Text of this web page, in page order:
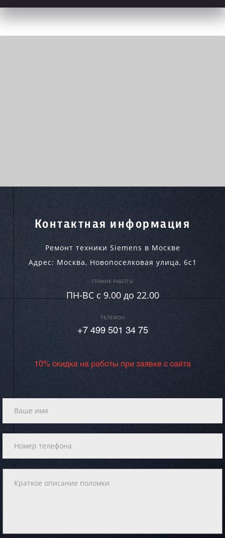
Контактная информация
Ремонт техники Siemens в Москве
Адрес: Москва, Новопоселковая улица, 6с1
ГРАФИК РАБОТЫ
ПН-ВC c 9.00 до 22.00
ТЕЛЕФОН
+7 499 501 34 75
10% скидка на работы при заявке с сайта